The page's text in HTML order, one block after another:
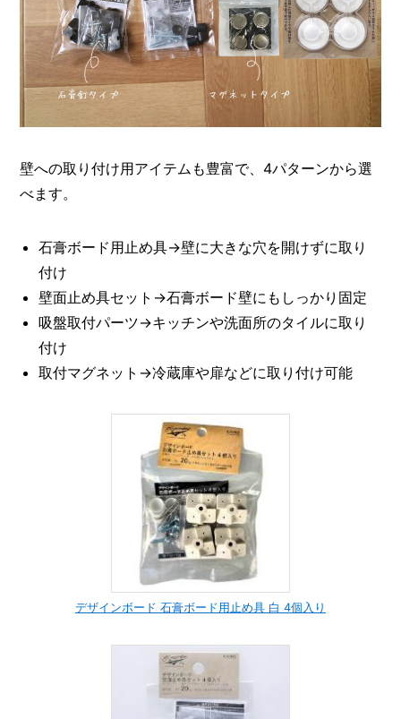
壁への取り付け用アイテムも豊富で、4パターンから選
べます。
石膏ボード用止め具→壁に大きな穴を開けずに取り
付け
壁面止め具セット→石膏ボード壁にもしっかり固定
吸盤取付パーツ→キッチンや洗面所のタイルに取り
付け
取付マグネット→冷蔵庫や扉などに取り付け可能
デザインボード 石膏ボード用止め具 白 4個入り